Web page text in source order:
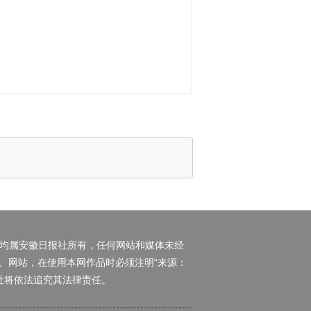
属安徽日报社所有，任何网站和媒体未经
站，在使用本网作品时必须注明“来源：
将依法追究其法律责任。